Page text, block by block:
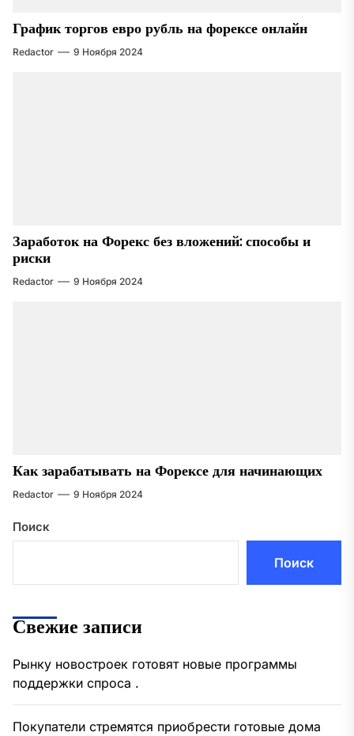
График торгов евро рубль на форексе онлайн
Redactor 9 Ноября 2024
Заработок на Форекс без вложений: способы и
риски
Redactor 9 Ноября 2024
Как зарабатывать на Форексе для начинающих
Redactor 9 Ноября 2024
Поиск
Поиск
Свежие записи
Рынку новостроек готовят новые программы
поддержки спроса .
Покупатели стремятся приобрести готовые дома